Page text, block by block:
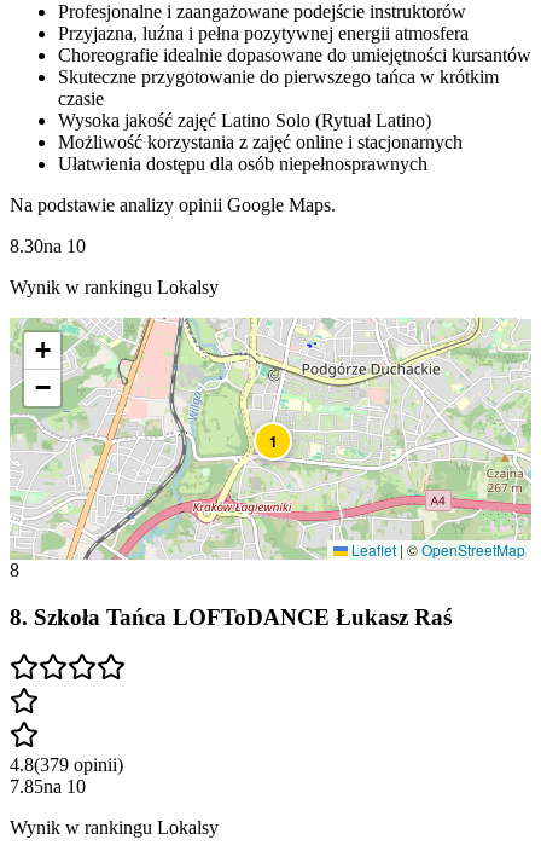
Profesjonalne i zaangażowane podejście instruktorów
Przyjazna, luźna i pełna pozytywnej energii atmosfera
Choreografie idealnie dopasowane do umiejętności kursantów
Skuteczne przygotowanie do pierwszego tańca w krótkim
czasie
Wysoka jakość zajęć Latino Solo (Rytuał Latino)
Możliwość korzystania z zajęć online i stacjonarnych
Ułatwienia dostępu dla osób niepełnosprawnych
Na podstawie analizy opinii Google Maps.
8.30na 10
Wynik w rankingu Lokalsy
1
+
−
Leaflet | ©OpenStreetMap
8
8. Szkoła Tańca LOFToDANCE Łukasz Raś
4.8(379 opinii)
7.85na 10
Wynik w rankingu Lokalsy